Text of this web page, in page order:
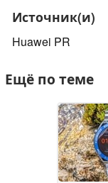
Источник(и)
Huawei PR
Ещё по теме